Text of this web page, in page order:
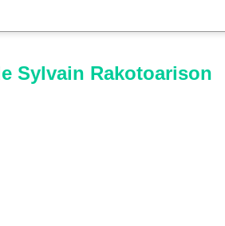
Sylvain Rakotoarison